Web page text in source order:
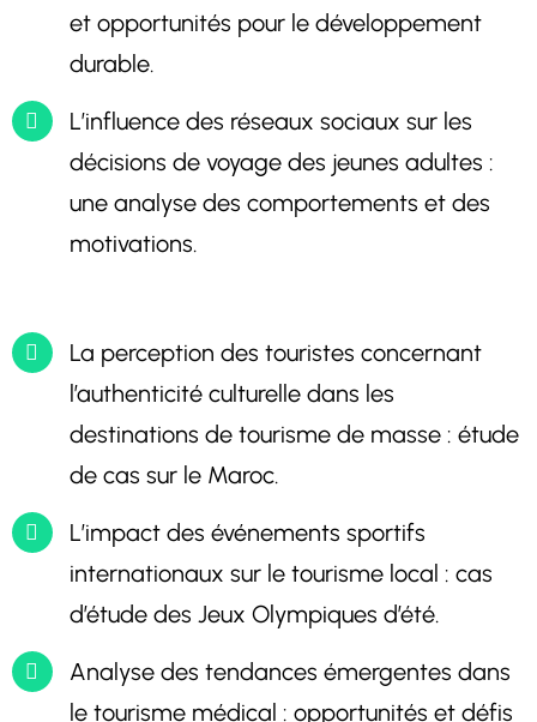
et opportunités pour le développement
durable.
L’influence des réseaux sociaux sur les
décisions de voyage des jeunes adultes :
une analyse des comportements et des
motivations.
La perception des touristes concernant
l’authenticité culturelle dans les
destinations de tourisme de masse : étude
de cas sur le Maroc.
L’impact des événements sportifs
internationaux sur le tourisme local : cas
d’étude des Jeux Olympiques d’été.
Analyse des tendances émergentes dans
le tourisme médical : opportunités et défis